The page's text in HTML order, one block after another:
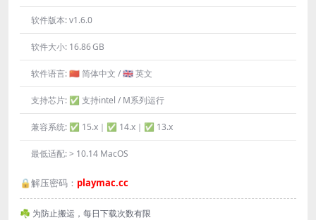
软件版本:v1.6.0
软件大小: 16.86 GB
软件语言:🇨🇳 简体中文 / 🇬🇧 英文
支持芯片: ✅ 支持intel / M系列运行
兼容系统: ✅ 15.x｜✅ 14.x｜✅ 13.x
最低适配:> 10.14 MacOS
🔒解压密码： playmac.cc
☘️ 为防止搬运，每日下载次数有限